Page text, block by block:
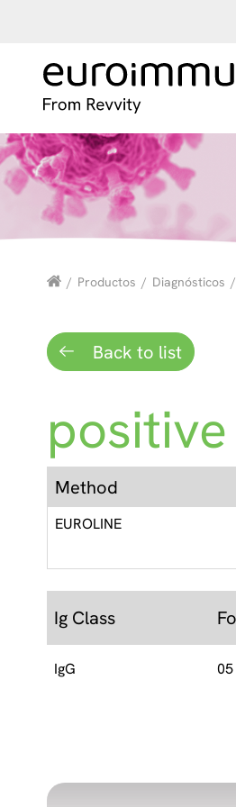
/ Productos / Diagnósticos /
Back to list
Method
EUROLINE
Ig Class
IgG